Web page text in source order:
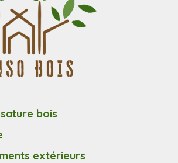
bois
extérieurs